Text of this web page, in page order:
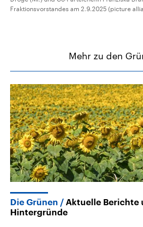
Fraktionsvorstandes am 2.9.2025 (picture
Mehr zu den
Die Grünen
Aktuelle Berichte
Hintergründe